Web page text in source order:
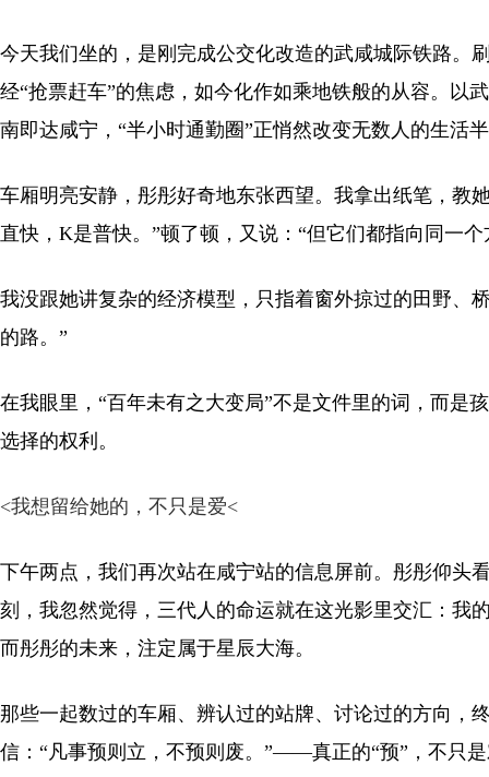
今天我们坐的，是刚完成公交化改造的武咸城际铁路。
经“抢票赶车”的焦虑，如今化作如乘地铁般的从容。以
南即达咸宁，“半小时通勤圈”正悄然改变无数人的生活
车厢明亮安静，彤彤好奇地东张西望。我拿出纸笔，教
直快，K是普快。”顿了顿，又说：“但它们都指向同一
我没跟她讲复杂的经济模型，只指着窗外掠过的田野、
的路。”
在我眼里，“百年未有之大变局”不是文件里的词，而是
选择的权利。
<我想留给她的，不只是爱<
下午两点，我们再次站在咸宁站的信息屏前。彤彤仰头
刻，我忽然觉得，三代人的命运就在这光影里交汇：我
而彤彤的未来，注定属于星辰大海。
那些一起数过的车厢、辨认过的站牌、讨论过的方向，
信：“凡事预则立，不预则废。”——真正的“预”，不只